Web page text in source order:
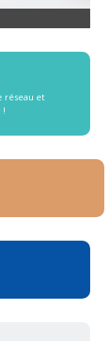
réseau et
!